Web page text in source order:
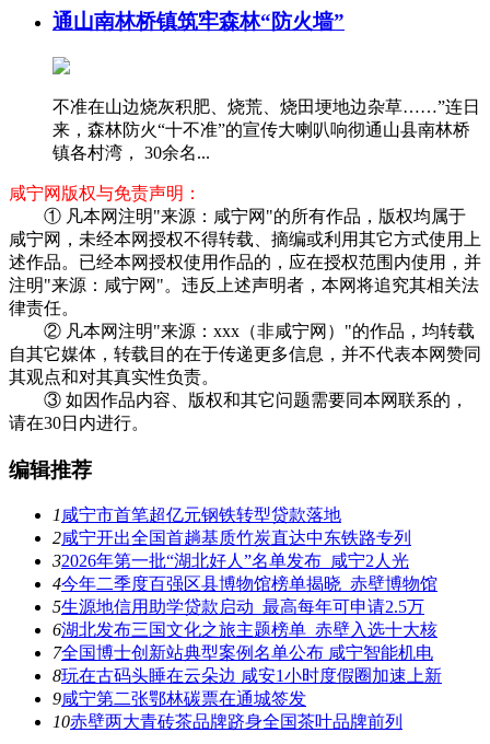
通山南林桥镇筑牢森林“防火墙”
不准在山边烧灰积肥、烧荒、烧田埂地边杂草……”连日
来，森林防火“十不准”的宣传大喇叭响彻通山县南林桥
镇各村湾， 30余名...
咸宁网版权与免责声明：
① 凡本网注明"来源：咸宁网"的所有作品，版权均属于
咸宁网，未经本网授权不得转载、摘编或利用其它方式使用上
述作品。已经本网授权使用作品的，应在授权范围内使用，并
注明"来源：咸宁网"。违反上述声明者，本网将追究其相关法
律责任。
② 凡本网注明"来源：xxx（非咸宁网）"的作品，均转载
自其它媒体，转载目的在于传递更多信息，并不代表本网赞同
其观点和对其真实性负责。
③ 如因作品内容、版权和其它问题需要同本网联系的，
请在30日内进行。
编辑推荐
1咸宁市首笔超亿元钢铁转型贷款落地
2咸宁开出全国首趟基质竹炭直达中东铁路专列
32026年第一批“湖北好人”名单发布 咸宁2人光
4今年二季度百强区县博物馆榜单揭晓 赤壁博物馆
5生源地信用助学贷款启动 最高每年可申请2.5万
6湖北发布三国文化之旅主题榜单 赤壁入选十大核
7全国博士创新站典型案例名单公布 咸宁智能机电
8玩在古码头睡在云朵边 咸安1小时度假圈加速上新
9咸宁第二张鄂林碳票在通城签发
10赤壁两大青砖茶品牌跻身全国茶叶品牌前列